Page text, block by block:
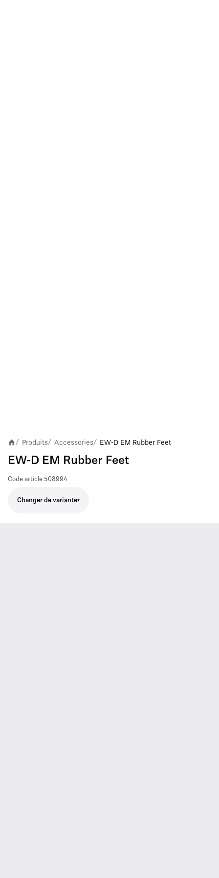
/ Produits/ Accessories/ EW-D EM Rubber Feet
EW-D EM Rubber Feet
Code article 508994
Changer de variante